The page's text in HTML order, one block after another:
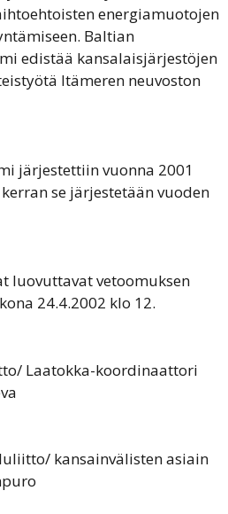
energiamuotojen
Baltian
edistää kansalaisjärjestöjen
Itämeren neuvoston
järjestettiin vuonna 2001
se järjestetään vuoden
luovuttavat vetoomuksen
24.4.2002 klo 12.
Laatokka-koordinaattori
kansainvälisten asiain